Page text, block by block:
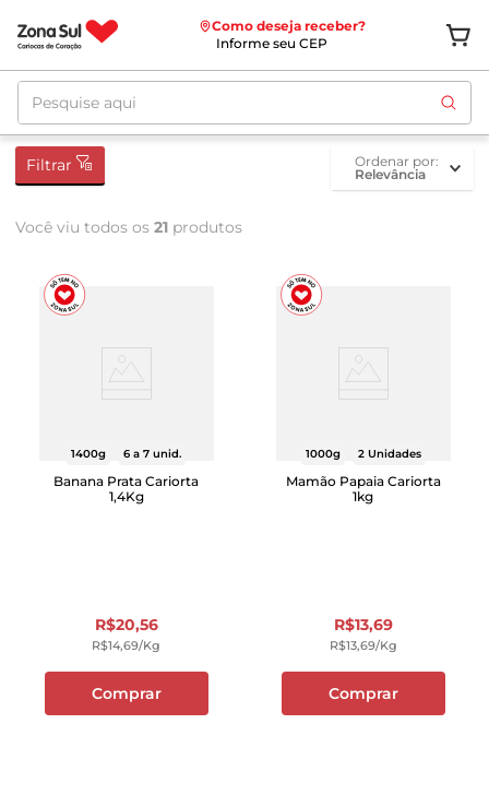
Como deseja receber?
Informe seu CEP
Pesquise aqui
Filtrar
ordenar por
Relevância
Você viu todos os 21 produtos
1400g 6 a 7 unid.
Banana Prata Cariorta
1,4Kg
R$20,56
R$14,69/kg
Comprar
1000g 2 Unidades
Mamão Papaia Cariorta
1kg
R$13,69
R$13,69/kg
Comprar